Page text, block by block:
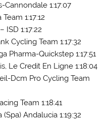
Cannondale 1:17:07
1:17:12
ISD 1:17:22
Cycling Team 1:17:32
Pharma-Quickstep 1:17:51
Le Credit En Ligne 1:18:04
Dcm Pro Cycling Team
Team 1:18:41
Andalucia 1:19:32